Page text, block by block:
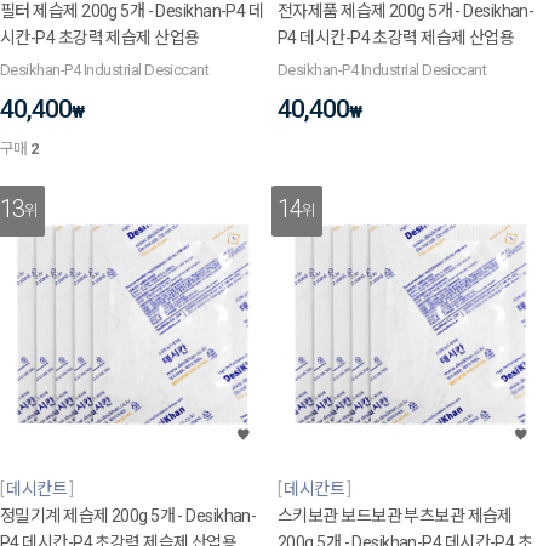
필터 제습제 200g 5개 - Desikhan-P4 데
시칸-P4 초강력 제습제 산업용
Desikhan-P4 Industrial Desiccant
40,400₩
구매 2
전자제품 제습제 200g 5개 - Desikhan-
P4 데시칸-P4 초강력 제습제 산업용
Desikhan-P4 Industrial Desiccant
40,400₩
13위
데시칸트
정밀기계 제습제 200g 5개 - Desikhan-
14위
데시칸트
스키보관 보드보관 부츠보관 제습제